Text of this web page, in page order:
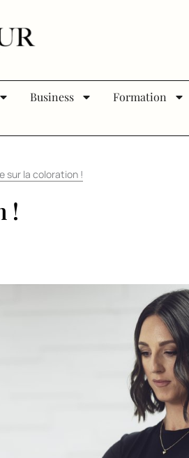
Business Formation
sur la coloration !
!